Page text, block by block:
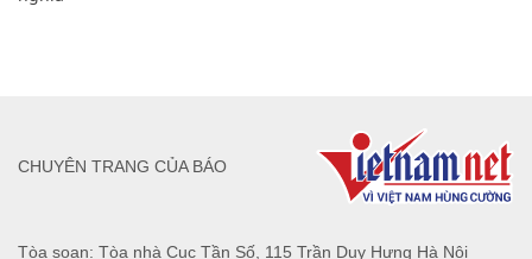
Tòa soạn: Tòa nhà Cục Tần Số, 115 Trần Duy Hưng Hà Nội
CHUYÊN TRANG CỦA BÁO